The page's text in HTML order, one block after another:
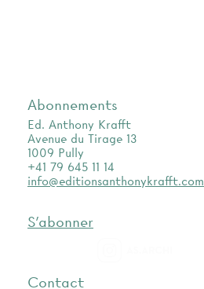
Abonnements
Ed. Anthony Krafft
Avenue du Tirage 13
1009 Pully
+41 79 645 11 14
info@editionsanthonykrafft.com
S'abonner
Contact